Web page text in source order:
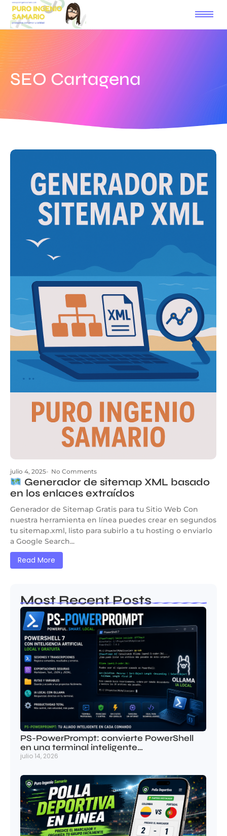
SEO Cartagena
julio 4, 2025- No Comments
Generador de sitemap XML basado
en los enlaces extraídos
Generador de Sitemap Gratis para tu Sitio Web Con
nuestra herramienta en línea puedes crear en segundos
tu sitemap.xml, listo para subirlo a tu hosting o enviarlo
a Google Search...
Read More
Most Recent Posts
PS-PowerPrompt: convierte PowerShell
en una terminal inteligente…
julio 14, 2026